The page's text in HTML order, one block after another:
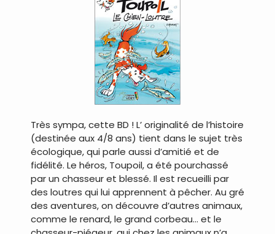
Très sympa, cette BD ! L’ originalité de l’histoire
(destinée aux 4/8 ans) tient dans le sujet très
écologique, qui parle aussi d’amitié et de
fidélité. Le héros, Toupoil, a été pourchassé
par un chasseur et blessé. Il est recueilli par
des loutres qui lui apprennent à pêcher. Au gré
des aventures, on découvre d’autres animaux,
comme le renard, le grand corbeau… et le